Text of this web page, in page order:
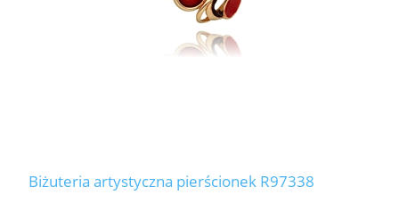
Biżuteria artystyczna pierścionek R97338